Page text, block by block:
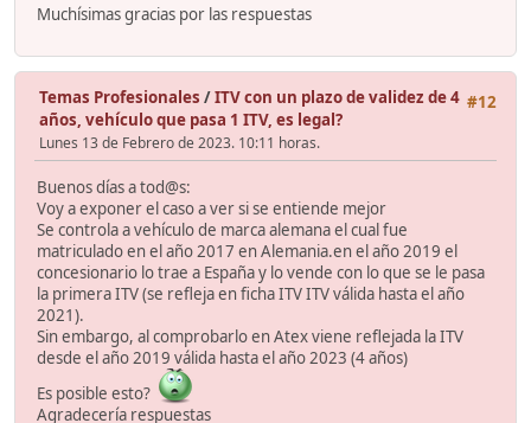
Muchísimas gracias por las respuestas
#12
Temas Profesionales /ITV con un plazo de validez de 4
años, vehículo que pasa 1 ITV, es legal?
Lunes 13 de Febrero de 2023. 10:11 horas.
Buenos días a tod@s:
Voy a exponer el caso a ver si se entiende mejor
Se controla a vehículo de marca alemana el cual fue
matriculado en el año 2017 en Alemania.en el año 2019 el
concesionario lo trae a España y lo vende con lo que se le pasa
la primera ITV (se refleja en ficha ITV ITV válida hasta el año
2021).
Sin embargo, al comprobarlo en Atex viene reflejada la ITV
desde el año 2019 válida hasta el año 2023 (4 años)
Es posible esto?
Agradecería respuestas